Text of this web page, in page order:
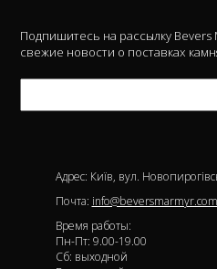
Подпишитесь на рассылку Bevers
свежие новости о поставках
Адрес: Київ, вул.
Почта: info@beversmarmyr.com
Время работы:
Пн-Пт: 9.00-19.00
Сб: выходной